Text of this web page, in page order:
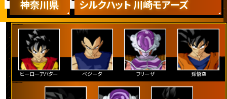
神奈川県 シルクハット 川崎モアーズ
ヒーローアバター ベジータ フリーザ 孫悟空